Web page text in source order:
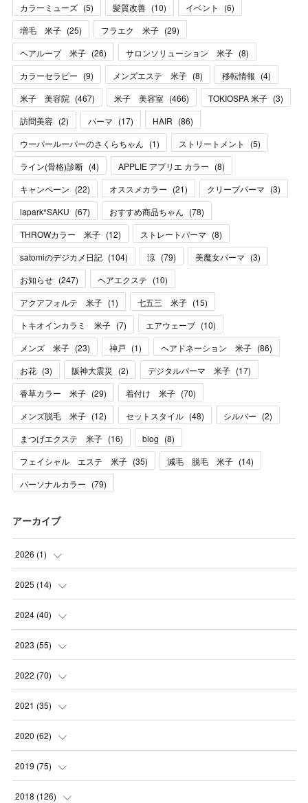
カラーミューズ (5) 髪質改善 (10) イベント (6)
増毛 米子 (25) フラエク 米子 (29)
ヘアループ 米子 (26) サロンソリューション 米子 (8)
カラーセラピー (9) メンズエステ 米子 (8) 移転情報 (4)
米子 美容院 (467) 米子 美容室 (466) TOKIOSPA 米子 (3)
訪問美容 (2) パーマ (17) HAIR (86)
ウーパールーパーのさくらちゃん (1) ストリートメント (5)
ライン(骨格)診断 (4) APPLIE アプリエ カラー (8)
キャンペーン (22) オススメカラー (21) クリープパーマ (3)
lapark*SAKU (67) おすすめ商品ちゃん (78)
THROWカラー 米子 (12) ストレートパーマ (8)
satomiのデジカメ日記 (104) 涼 (79) 美魔女パーマ (3)
お知らせ (247) ヘアエクステ (10)
アクアフォルテ 米子 (1) 七五三 米子 (15)
トキオインカラミ 米子 (7) エアウェーブ (10)
メンズ 米子 (23) 神戸 (1) ヘアドネーション 米子 (86)
お花 (3) 阪神大震災 (2) デジタルパーマ 米子 (17)
香草カラー 米子 (29) 着付け 米子 (70)
メンズ脱毛 米子 (12) セットスタイル (48) シルバー (2)
まつげエクステ 米子 (16) blog (8)
フェイシャル エステ 米子 (35) 減毛 脱毛 米子 (14)
パーソナルカラー (79)
アーカイブ
2026 (1)
(1
2025 (14)
(10 )
(1
(1
(2
2024 (40)
(1
(1
(3
(2
2023 (55)
(2
(4
(3
(3
2022 (70)
(7
(11 )
(8
(1)
2021 (35)
(5
(7
(5)
2020 (62)
(6
(9)
2019 (75)
(1)
2018 (126)